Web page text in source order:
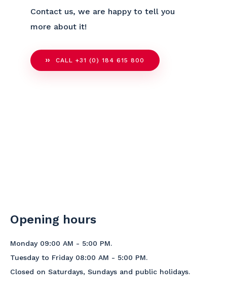
Contact us, we are happy to tell you
more about it!
CALL +31 (0) 184 615 800
Opening hours
Monday 09:00 AM - 5:00 PM.
Tuesday to Friday 08:00 AM - 5:00 PM.
Closed on Saturdays, Sundays and public holidays.